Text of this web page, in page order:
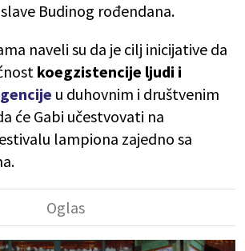
Budinog rođendana.
naveli su da je cilj inicijative da
koegzistencije ljudi i
u duhovnim i društvenim
će Gabi učestvovati na
lampiona zajedno sa